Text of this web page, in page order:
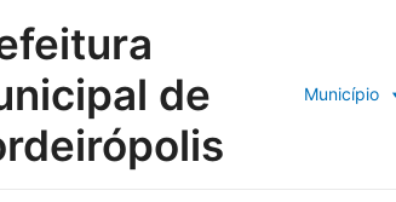
de
Município